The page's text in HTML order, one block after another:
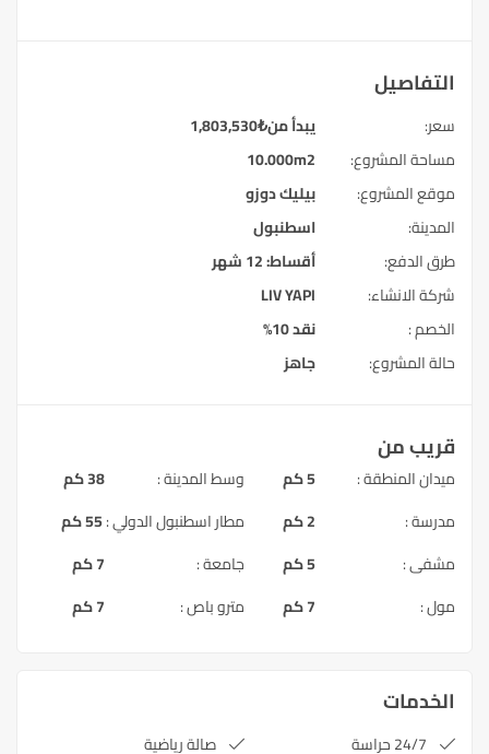
التفاصيل
سعر: يبدأ من₺
1,803,530
مساحة المشروع:
10.000m2
موقع المشروع:
بيليك دوزو
المدينة:
اسطنبول
طرق الدفع:
أقساط: 12 شهر
شركة الانشاء:
LIV YAPI
الخصم :
نقد 10%
حالة المشروع:
جاهز
قريب من
وسط المدينة : 38 كم ميدان المنطقة :
5 كم
مطار اسطنبول الدولي :55 كم مدرسة :
2 كم
جامعة :
7 كم مشفى :
5 كم
مترو باص :
7 كم مول : 7 كم
الخدمات
24/7 حراسة صالة رياضية